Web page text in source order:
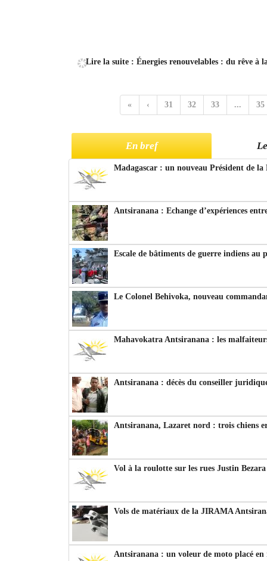
Lire la suite : Énergies renouvelables : du rêve à
« ‹ 31 32 33 ... 35
En bref
Madagascar : un nouveau Président de
Antsiranana : Echange d’expériences
Escale de bâtiments de guerre indiens au
Le Colonel Behivoka, nouveau
Mahavokatra Antsiranana : les
Antsiranana : décès du conseiller
Antsiranana, Lazaret nord : trois chiens
Vol à la roulotte sur les rues Justin
Vols de matériaux de la JIRAMA
Antsiranana : un voleur de moto placé en